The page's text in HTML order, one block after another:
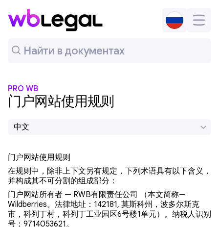
PRO WB
门户网站使用规则
门户网站使用规则
在规则中，除非上下文另有规定，下列术语具有以下含义，
并构成其不可分割的组成部分：
门户网站所有者 — RWB有限责任公司 （本文简称—
Wildberries。法律地址：142181, 莫斯科州，波多尔斯克
市，科列丁村，科列丁工业园区6号楼1单元）。纳税人识别
号：9714053621。
中文